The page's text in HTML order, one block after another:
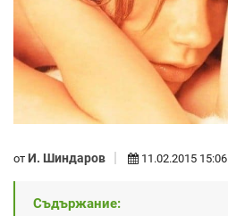
от И. Шиндаров 11.02.2015 15:06
Съдържание: